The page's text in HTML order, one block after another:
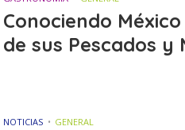
Conociendo
de sus Pescados y
NOTICIAS GENERAL